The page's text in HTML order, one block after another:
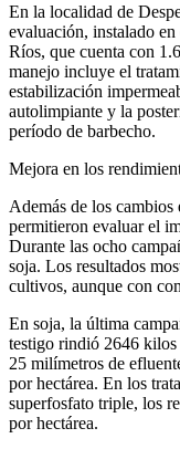
En la localidad de
evaluación, instalado
Ríos, que cuenta con
manejo incluye el
estabilización
autolimpiante y la
período de barbecho.
Mejora en los
Además de los cambios
permitieron evaluar el
Durante las ocho
soja. Los resultados
cultivos, aunque con
En soja, la última
testigo rindió 2646 kilos
25 milímetros de
por hectárea. En los
superfosfato triple, los
por hectárea.